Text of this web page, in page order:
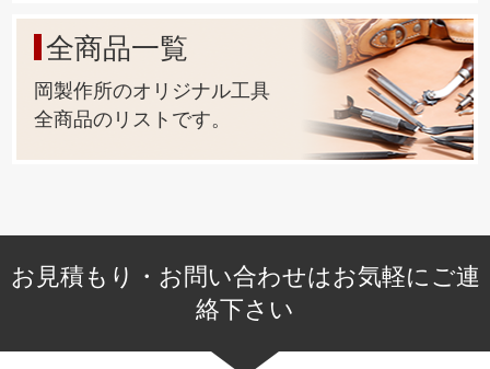
全商品一覧
岡製作所のオリジナル工具
全商品のリストです。
お見積もり・お問い合わせはお気軽にご連
絡下さい